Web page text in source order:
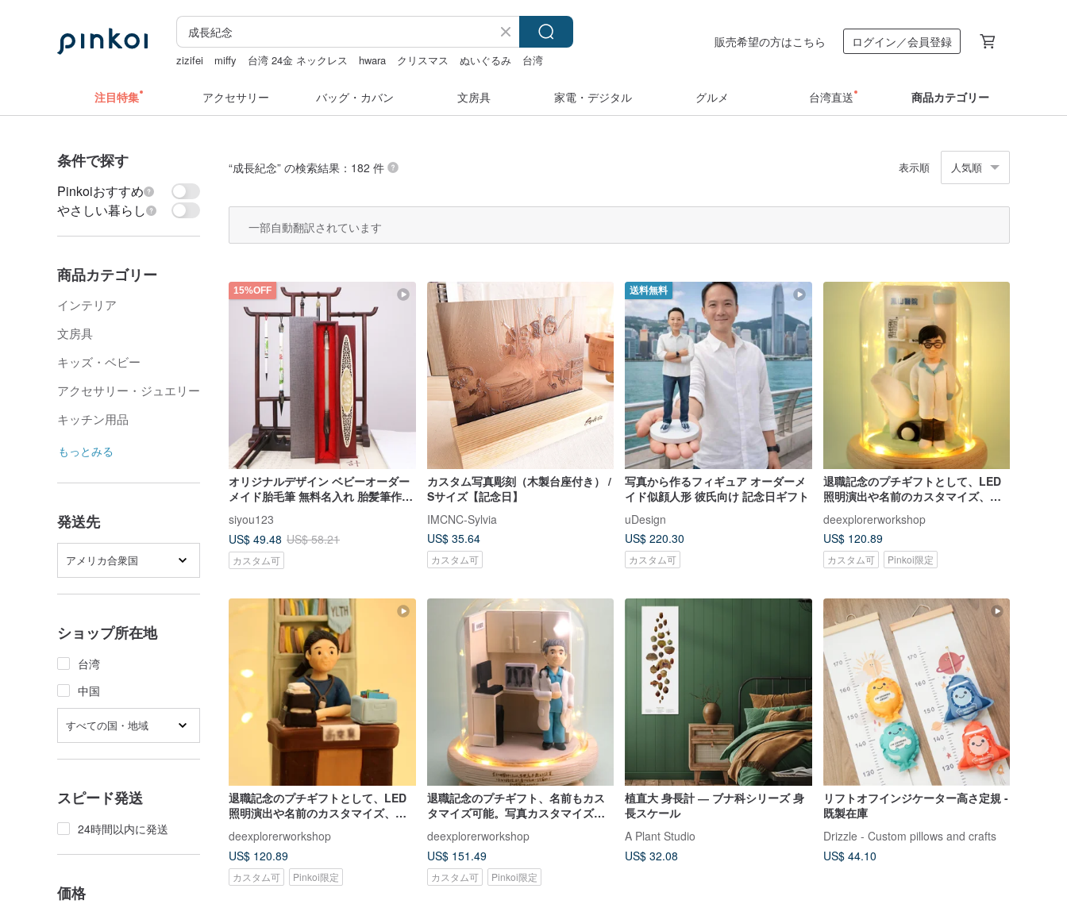
zizifei miffy 台湾 24金 ネックレス hwara クリスマス ぬいぐるみ
台湾
販売希望の方はこちら ログイン／会員登録
注目特集 アクセサリー バッグ・カバン 文房具 家電・デジタル グルメ 台湾直送 商品カテゴリー
条件で探す
Pinkoiおすすめ
やさしい暮らし
商品カテゴリー
インテリア
文房具
キッズ・ベビー
アクセサリー・ジュエリー
キッチン用品
もっとみる
発送先
アメリカ合衆国
ショップ所在地
台湾
中国
すべての国・地域
スピード発送
24時間以内に発送
価格
“成長紀念” の検索結果：182 件 表示順 人気順
一部自動翻訳されています
15%OFF
オリジナルデザイン ベビーオーダー
メイド胎毛筆 無料名入れ 胎髪筆作成
ボックス入り
siyou123
US$ 49.48 US$ 58.21
カスタム可
カスタム写真彫刻（木製台座付き） /
Sサイズ【記念日】
IMCNC-Sylvia
US$ 35.64
カスタム可
送料無料
写真から作るフィギュア オーダーメ
イド似顔人形 彼氏向け 記念日ギフト
uDesign
US$ 220.30
カスタム可
退職記念のプチギフトとして、LED
照明演出や名前のカスタマイズ、写
能です。
deexplorerworkshop
US$ 120.89
カスタム可 Pinkoi限定
退職記念のプチギフトとして、LED
照明演出や名前のカスタマイズ、写
能です。
deexplorerworkshop
US$ 120.89
カスタム可 Pinkoi限定
退職記念のプチギフト、名前もカス
タマイズ可能。写真カスタマイズキ
ング）を提供
deexplorerworkshop
US$ 151.49
カスタム可 Pinkoi限定
植直大 身長計 ― ブナ科シリーズ 身
長スケール
A Plant Studio
US$ 32.08
リフトオフインジケーター高さ定規 -
既製在庫
Drizzle - Custom pillows and crafts
US$ 44.10